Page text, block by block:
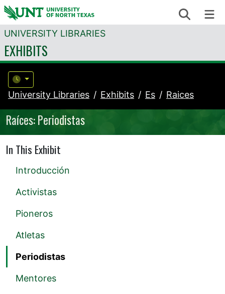
Skip to content Search
UNIVERSITY LIBRARIES
EXHIBITS
University Libraries Exhibits Es Raices
Raíces: Periodistas
In This Exhibit
Introducción
Activistas
Pioneros
Atletas
Periodistas
Mentores